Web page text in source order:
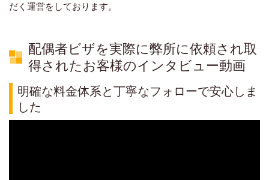
だく運営をしております。
配偶者ビザを実際に弊所に依頼され取
得されたお客様のインタビュー動画
明確な料金体系と丁寧なフォローで安心しま
した